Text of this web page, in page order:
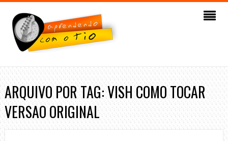
ARQUIVO POR TAG: VISH COMO TOCAR
VERSAO ORIGINAL